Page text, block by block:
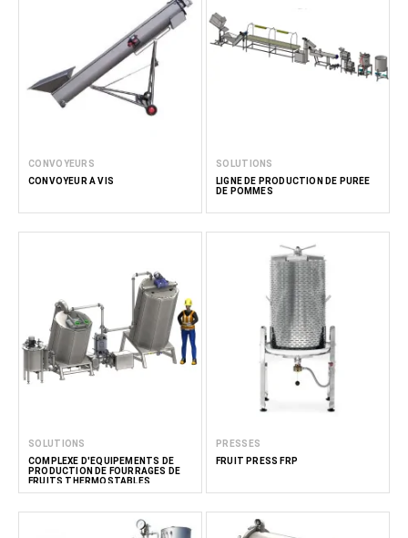
CONVOYEURS
CONVOYEUR À VIS
SOLUTIONS
LIGNE DE PRODUCTION DE PURÉE
DE POMMES
SOLUTIONS
COMPLEXE D'ÉQUIPEMENTS DE
PRODUCTION DE FOURRAGES DE
FRUITS THERMOSTABLES
PRESSES
FRUIT PRESS FRP